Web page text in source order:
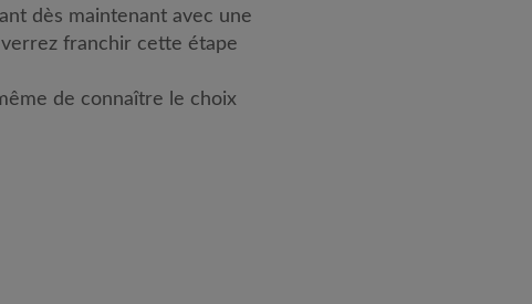
dès maintenant avec une
verrez franchir cette étape
de connaître le choix